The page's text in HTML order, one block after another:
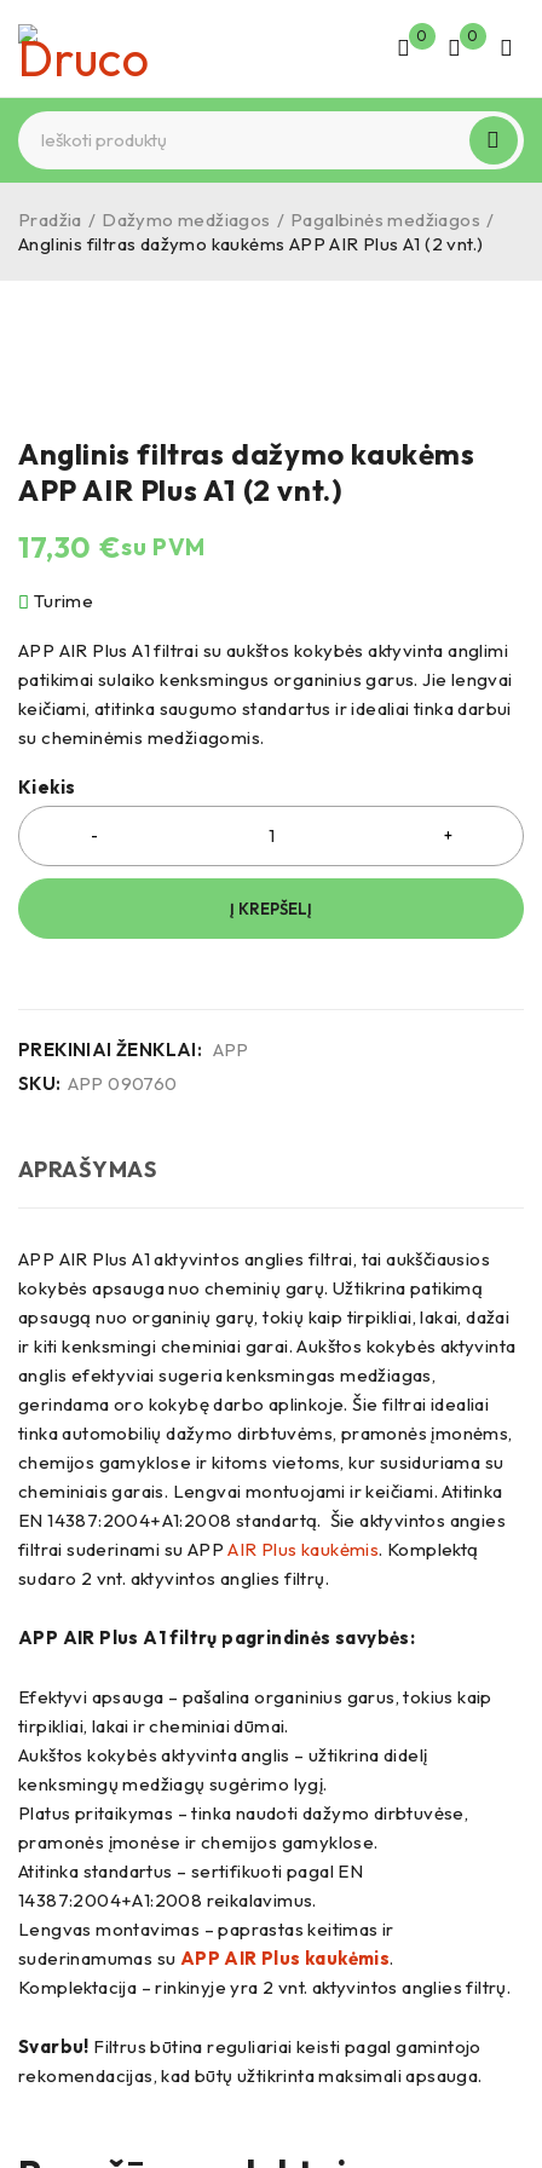
0 0
Pradžia / Dažymo medžiagos / Pagalbinės medžiagos /
Anglinis filtras dažymo kaukėms APP AIR Plus A1 (2 vnt.)
Anglinis filtras dažymo kaukėms
APP AIR Plus A1 (2 vnt.)
17,30 €su PVM
Turime
APP AIR Plus A1 filtrai su aukštos kokybės aktyvinta anglimi
patikimai sulaiko kenksmingus organinius garus. Jie lengvai
keičiami, atitinka saugumo standartus ir idealiai tinka darbui
su cheminėmis medžiagomis.
Kiekis
Į KREPŠELĮ
PREKINIAI ŽENKLAI: APP
SKU: APP 090760
APRAŠYMAS
APP AIR Plus A1 aktyvintos anglies filtrai, tai aukščiausios
kokybės apsauga nuo cheminių garų. Užtikrina patikimą
apsaugą nuo organinių garų, tokių kaip tirpikliai, lakai, dažai
ir kiti kenksmingi cheminiai garai. Aukštos kokybės aktyvinta
anglis efektyviai sugeria kenksmingas medžiagas,
gerindama oro kokybę darbo aplinkoje. Šie filtrai idealiai
tinka automobilių dažymo dirbtuvėms, pramonės įmonėms,
chemijos gamyklose ir kitoms vietoms, kur susiduriama su
cheminiais garais. Lengvai montuojami ir keičiami. Atitinka
EN 14387:2004+A1:2008 standartą. Šie aktyvintos angies
filtrai suderinami su APPAIR Plus kaukėmis. Komplektą
sudaro 2 vnt. aktyvintos anglies filtrų.
APP AIR Plus A1 filtrų pagrindinės savybės:
Efektyvi apsauga – pašalina organinius garus, tokius kaip
tirpikliai, lakai ir cheminiai dūmai.
Aukštos kokybės aktyvinta anglis – užtikrina didelį
kenksmingų medžiagų sugėrimo lygį.
Platus pritaikymas – tinka naudoti dažymo dirbtuvėse,
pramonės įmonėse ir chemijos gamyklose.
Atitinka standartus – sertifikuoti pagal EN
14387:2004+A1:2008 reikalavimus.
Lengvas montavimas – paprastas keitimas ir
suderinamumas su APP AIR Plus kaukėmis.
Komplektacija – rinkinyje yra 2 vnt. aktyvintos anglies filtrų.
Svarbu! Filtrus būtina reguliariai keisti pagal gamintojo
rekomendacijas, kad būtų užtikrinta maksimali apsauga.